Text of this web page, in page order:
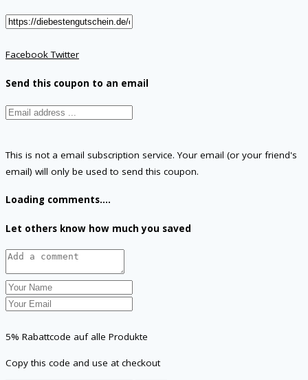
FacebookTwitter
Send this coupon to an email
This is not a email subscription service. Your email (or your friend's
email) will only be used to send this coupon.
Loading comments....
Let others know how much you saved
5% Rabattcode auf alle Produkte
Copy this code and use at checkout